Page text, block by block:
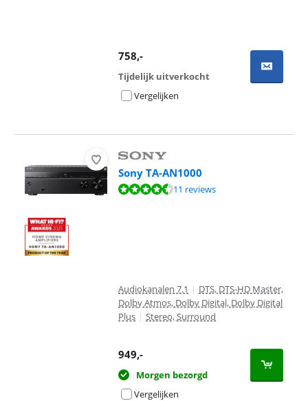
758,-
Tijdelijk uitverkocht
Vergelijken
Sony TA-AN1000
Beoordeling is 8,5 van de 10, gebaseerd op 11 reviews.
11 reviews
Audiokanalen 7.1 | DTS, DTS-HD Master,
Dolby Atmos, Dolby Digital, Dolby Digital
Plus | Stereo, Surround
949,-
Morgen bezorgd
Vergelijken